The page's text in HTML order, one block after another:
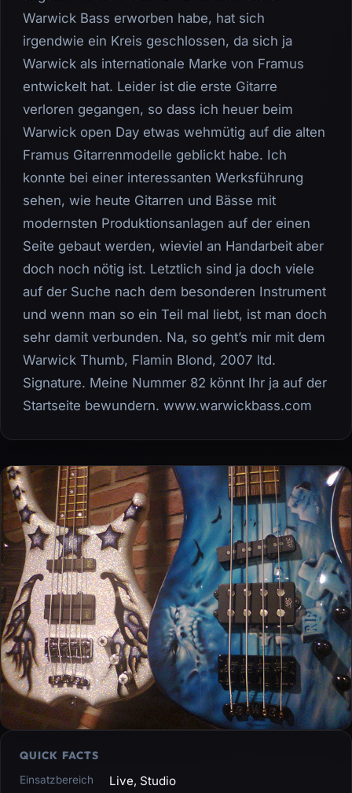
Warwick Bass erworben habe, hat sich
irgendwie ein Kreis geschlossen, da sich ja
Warwick als internationale Marke von Framus
entwickelt hat. Leider ist die erste Gitarre
verloren gegangen, so dass ich heuer beim
Warwick open Day etwas wehmütig auf die alten
Framus Gitarrenmodelle geblickt habe. Ich
konnte bei einer interessanten Werksführung
sehen, wie heute Gitarren und Bässe mit
modernsten Produktionsanlagen auf der einen
Seite gebaut werden, wieviel an Handarbeit aber
doch noch nötig ist. Letztlich sind ja doch viele
auf der Suche nach dem besonderen Instrument
und wenn man so ein Teil mal liebt, ist man doch
sehr damit verbunden. Na, so geht’s mir mit dem
Warwick Thumb, Flamin Blond, 2007 ltd.
Signature. Meine Nummer 82 könnt Ihr ja auf der
Startseite bewundern. www.warwickbass.com
QUICK FACTS
Einsatzbereich Live, Studio